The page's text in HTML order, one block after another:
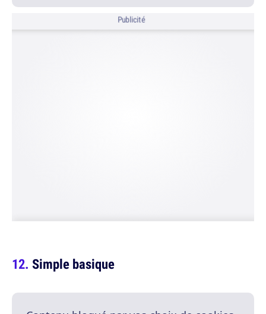
Publicité
Simple basique